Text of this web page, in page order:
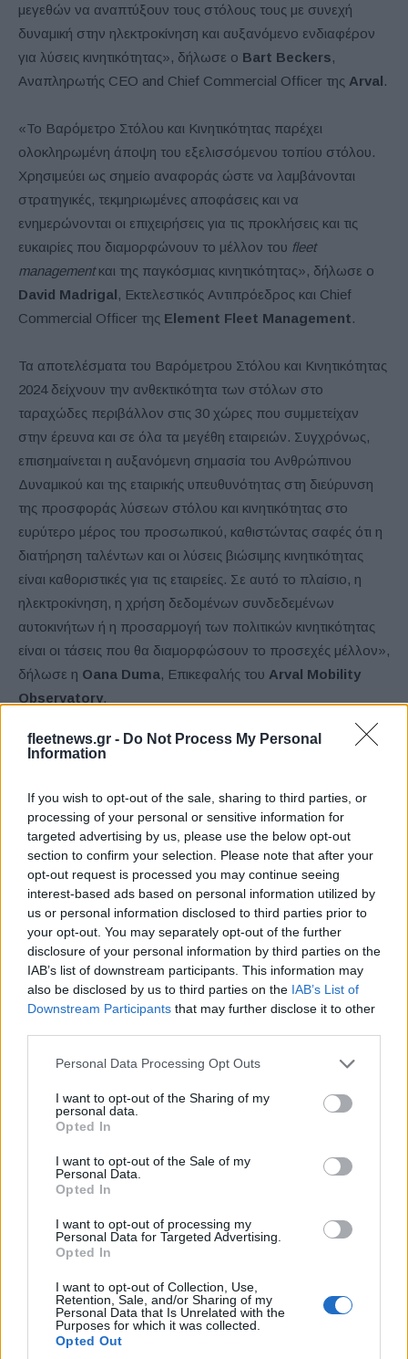
fleetnews.gr - Do Not Process My Personal
Information
If you wish to opt-out of the sale, sharing to third parties, or
processing of your personal or sensitive information for
targeted advertising by us, please use the below opt-out
section to confirm your selection. Please note that after your
opt-out request is processed you may continue seeing
interest-based ads based on personal information utilized by
us or personal information disclosed to third parties prior to
your opt-out. You may separately opt-out of the further
disclosure of your personal information by third parties on the
IAB’s list of downstream participants. This information may
also be disclosed by us to third parties on the IAB’s List of
Downstream Participants that may further disclose it to other
Please note that this website/app uses one or more Google
not limited to your visit or usage behaviour. You may click to
grant or deny consent to Google and its third-party tags to
use your data for below specified purposes in below Google
consent section.
Personal Data Processing Opt Outs
I want to opt-out of the Sharing of my
personal data.
Opted In
I want to opt-out of the Sale of my
Personal Data.
Opted In
I want to opt-out of processing my
Personal Data for Targeted Advertising.
Opted In
I want to opt-out of Collection, Use,
Retention, Sale, and/or Sharing of my
Personal Data that Is Unrelated with the
Purposes for which it was collected.
Opted Out
μεγεθών να αναπτύξουν τους στόλους τους με συνεχή
δυναμική στην ηλεκτροκίνηση και αυξανόμενο ενδιαφέρον
για λύσεις κινητικότητας», δήλωσε ο Bart Beckers,
Αναπληρωτής CEO and Chief Commercial Officer της Arval.
«Το Βαρόμετρο Στόλου και Κινητικότητας παρέχει
ολοκληρωμένη άποψη του εξελισσόμενου τοπίου στόλου.
Χρησιμεύει ως σημείο αναφοράς ώστε να λαμβάνονται
στρατηγικές, τεκμηριωμένες αποφάσεις και να
ενημερώνονται οι επιχειρήσεις για τις προκλήσεις και τις
ευκαιρίες που διαμορφώνουν το μέλλον του fleet
managementκαι της παγκόσμιας κινητικότητας», δήλωσε ο
David Madrigal, Εκτελεστικός Αντιπρόεδρος και Chief
Commercial Officer της Element Fleet Management.
Τα αποτελέσματα του Βαρόμετρου Στόλου και Κινητικότητας
2024 δείχνουν την ανθεκτικότητα των στόλων στο
ταραχώδες περιβάλλον στις 30 χώρες που συμμετείχαν
στην έρευνα και σε όλα τα μεγέθη εταιρειών. Συγχρόνως,
επισημαίνεται η αυξανόμενη σημασία του Ανθρώπινου
Δυναμικού και της εταιρικής υπευθυνότητας στη διεύρυνση
της προσφοράς λύσεων στόλου και κινητικότητας στο
ευρύτερο μέρος του προσωπικού, καθιστώντας σαφές ότι η
διατήρηση ταλέντων και οι λύσεις βιώσιμης κινητικότητας
είναι καθοριστικές για τις εταιρείες. Σε αυτό το πλαίσιο, η
ηλεκτροκίνηση, η χρήση δεδομένων συνδεδεμένων
αυτοκινήτων ή η προσαρμογή των πολιτικών κινητικότητας
είναι οι τάσεις που θα διαμορφώσουν το προσεχές μέλλον»,
δήλωσε η Oana Duma, Επικεφαλής του Arval Mobility
Observatory.
Οι τάσεις που παρατηρούνται στο Βαρόμετρο επιτρέπουν
να κατανοήσουν καλύτερα τη δυναμική και την εξέλιξη του
οικοσυστήματός τους και να λάβουν σωστές αποφάσεις. Για
περισσότερες πληροφορίες, κατεβάστε την πλήρη έκθεση,
στο τέλος του άρθρου.
Μεθοδολογία
Για αυτήν την ανεξάρτητη έρευνα, 8.605 συνεντεύξεις με
υπεύθυνους λήψης αποφάσεων πραγματοποιήθηκαν μεταξύ
21 Αυγούστου και 13 Νοεμβρίου 2023 σε 30 χώρες από την
Το πεδίο εφαρμογής του Βαρόμετρου καλύπτει 30 χώρες:
Λουξεμβούργο, Ολλανδία, Πολωνία, Πορτογαλία, Ηνωμένο
Βασίλειο, Τσεχία, Σλοβακία, Ρουμανία, Ελβετία, Φινλανδία,
Δανία, Νορβηγία, Σουηδία, Νέα Ζηλανδία , Αυστραλία,
Μεξικό, Καναδάς, Βόρεια Αμερική, Τουρκία, Μαρόκο, Χιλή,
διαχειρίζονταν τουλάχιστον ένα όχημα.
Η κατανομή των ερωτηθέντων ήταν η εξής: